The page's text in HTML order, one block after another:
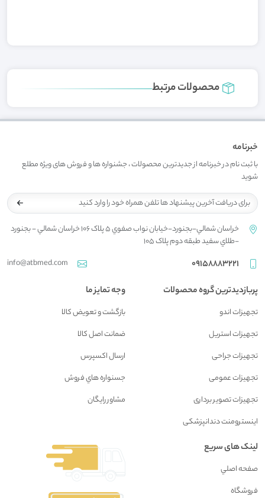
محصولات مرتبط
خبرنامه
با ثبت نام در خبرنامه از جدیدترین محصولات ، جشنواره ها و فروش های ویژه مطلع
شوید
خراسان شمالي-بجنورد-خيابان نواب صفوي 5 پلاک 106 خراسان شمالي - بجنورد
-طلاي سفيد طبقه دوم پلاک 105
09158883221
info@atbmed.com
پربازدیدترین گروه محصولات
تجهیزات اندو
تجهیزات استریل
تجهیزات جراحی
تجهیزات عمومی
تجهیزات تصویر برداری
اینسترومنت دندانپزشکی
وجه تمایز ما
بازگشت و تعويض کالا
ضمانت اصل کالا
ارسال اکسپرس
جسنواره هاي فروش
مشاور رايگان
لینک های سریع
صفحه اصلي
فروشگاه